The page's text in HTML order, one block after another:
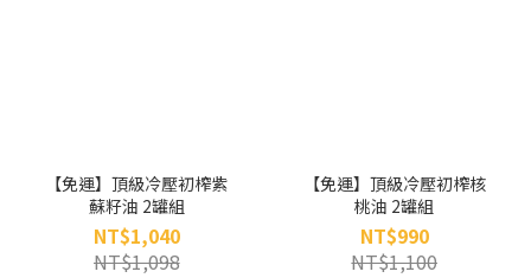
【免運】頂級冷壓初榨紫
蘇籽油 2罐組
NT$1,040
NT$1,098
【免運】頂級冷壓初榨核
桃油 2罐組
NT$990
NT$1,100